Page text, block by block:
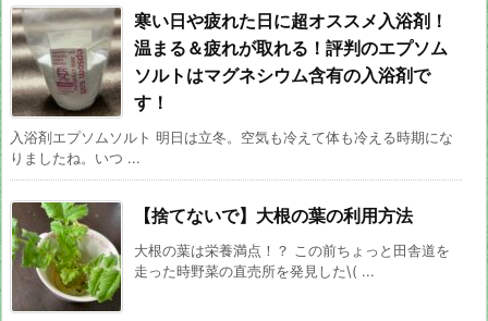
寒い日や疲れた日に超オススメ入浴剤！
温まる＆疲れが取れる！評判のエプソム
ソルトはマグネシウム含有の入浴剤で
す！
入浴剤エプソムソルト 明日は立冬。空気も冷えて体も冷える時期にな
りましたね。いつ ...
【捨てないで】大根の葉の利用方法
大根の葉は栄養満点！？ この前ちょっと田舎道を
走った時野菜の直売所を発見した\( ...